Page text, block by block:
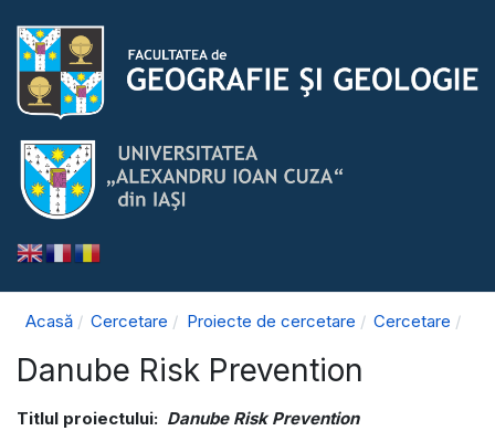
Acasă Cercetare Proiecte de cercetare Cercetare
Danube Risk Prevention
Titlul proiectului: Danube Risk Prevention